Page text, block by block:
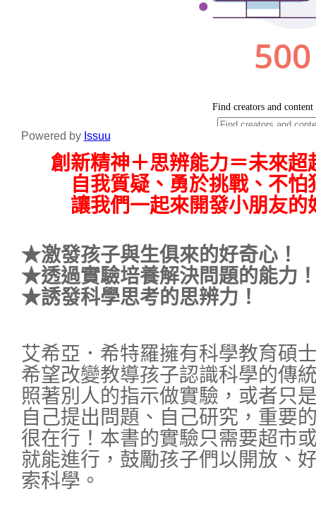
Powered by Issuu
創新精神＋思辨能力＝未來
自我質疑、勇於挑戰、不
讓我們一起來開發小朋友的
★激發孩子與生俱來的好奇心！
★透過實驗培養解決問題的能力
★誘發科學思考的思辨力！
艾希亞．希特羅擁有科學教育碩
希望改變教導孩子認識科學的傳
照著別人的指示做實驗，或者只
自己提出問題、自己研究，重要
很在行！本書的實驗只需要超市
就能進行，鼓勵孩子們以開放、
索科學。